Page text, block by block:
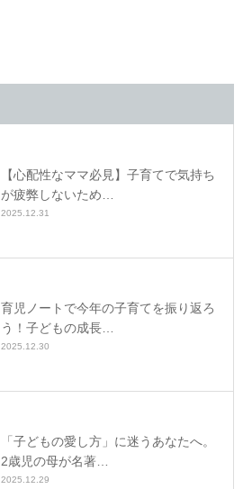
【心配性なママ必見】子育てで気持ち
が疲弊しないため…
2025.12.31
育児ノートで今年の子育てを振り返ろ
う！子どもの成長…
2025.12.30
「子どもの愛し方」に迷うあなたへ。
2歳児の母が名著…
2025.12.29